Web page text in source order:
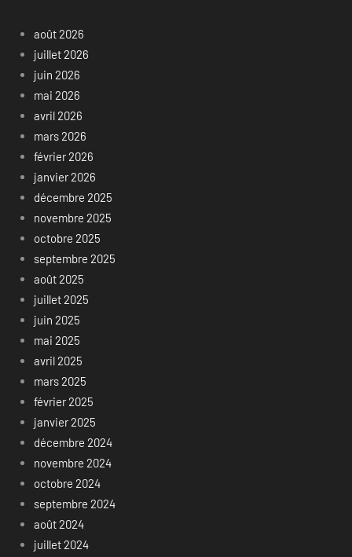
août 2026
juillet 2026
juin 2026
mai 2026
avril 2026
mars 2026
février 2026
janvier 2026
décembre 2025
novembre 2025
octobre 2025
septembre 2025
août 2025
juillet 2025
juin 2025
mai 2025
avril 2025
mars 2025
février 2025
janvier 2025
décembre 2024
novembre 2024
octobre 2024
septembre 2024
août 2024
juillet 2024